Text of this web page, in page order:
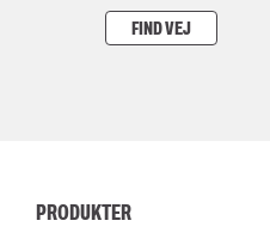
FIND VEJ
PRODUKTER